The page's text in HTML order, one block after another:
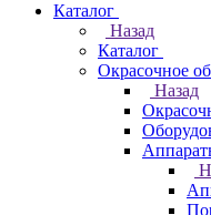
Каталог
Назад
Каталог
Окрасочное
Назад